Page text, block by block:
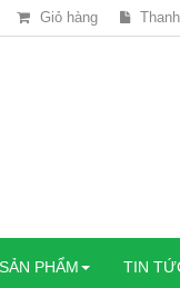
Giỏ hàng
SẢN PHẨM TIN